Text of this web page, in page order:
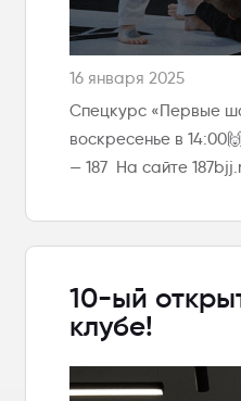
16 января 2025
Спецкурс «Первые
воскресенье в
— 187 На сайте
10-ый
клубе!